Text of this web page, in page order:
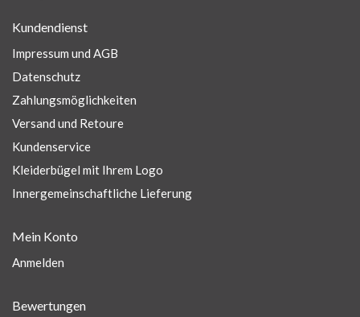
Kundendienst
Impressum und AGB
Datenschutz
Zahlungsmöglichkeiten
Versand und Retoure
Kundenservice
Kleiderbügel mit Ihrem Logo
Innergemeinschaftliche Lieferung
Mein Konto
Anmelden
Bewertungen